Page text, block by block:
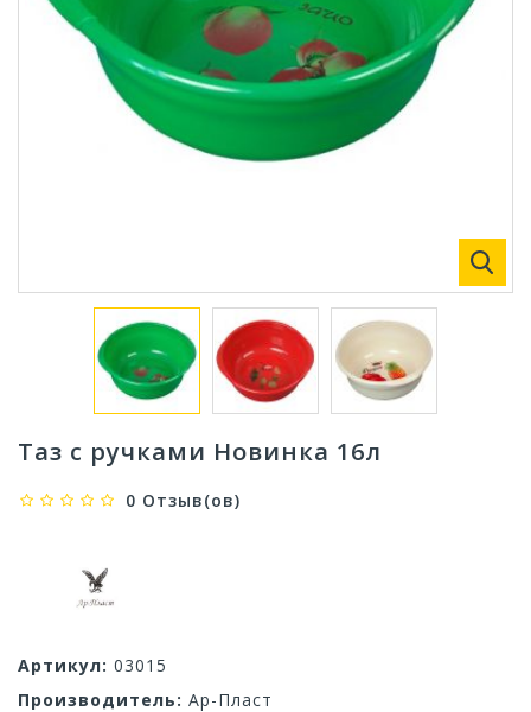
Таз с ручками Новинка 16л
0 Отзыв(ов)
Артикул: 03015
Производитель: Ар-Пласт